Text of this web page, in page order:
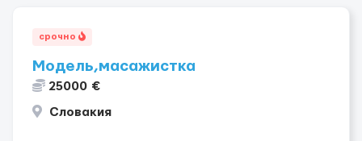
срочно
Модель,масажистка
25000 €
Словакия